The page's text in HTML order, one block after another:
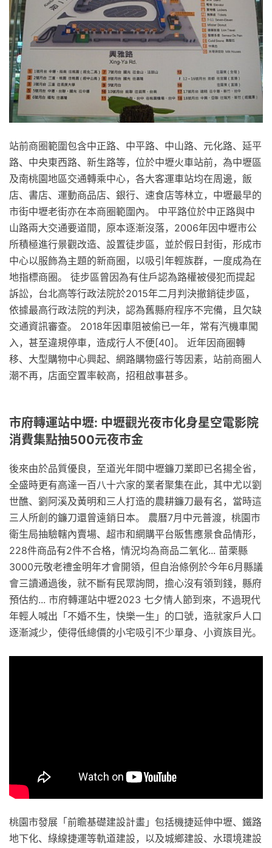
站前商圈範圍包含中正路、中平路、中山路、元化路、延平
路、中央東西路、新生路等，位於中壢火車站前，為中壢區
及南桃園地區交通轉乘中心，各大客運車站均在周邊，飯
店、書店、運動商品店、銀行、速食店等林立，中壢最早的
市街中壢老街亦在本商圈範圍內。 中平路位於中正路與中
山路兩大交通要道間，原本逐漸沒落，2006年因中壢市公
所積極進行景觀改造、設置徒步區，並於假日封街，形成市
中心以服飾為主題的新商圈，以吸引年輕族群，一度成為在
地指標商圈。 徒步區曾因為有住戶認為路權被侵犯而提起
訴訟，台北高等行政法院於2015年二月判決撤銷徒步區，
依據最高行政法院的判決，認為舊縣府程序不完備，且欠缺
交通資訊審查。 2018年因車阻被偷已一年，常有汽機車闖
入，甚至違規停車，造成行人不便[40]。 近年因商圈轉
移、大型購物中心興起、網路購物盛行等因素，站前商圈人
潮不再，店面空置率較高，招租啟事甚多。
市府轉運站中壢: 中壢觀光夜市化身星空電影院
消費集點抽500元夜市金
後來由於品質優良，至道光年間中壢鐮刀業即已名揚全省，
全盛時更有高達一百八十六家的業者聚集在此，其中尤以劉
世醮、劉阿溪及黃明和三人打造的農耕鐮刀最有名，當時這
三人所創的鐮刀還曾遠銷日本。 農曆7月中元普渡，桃園市
衛生局抽驗轄內賣場、超市和網購平台販售應景食品情形，
228件商品有2件不合格，情況均為商品二氧化... 苗栗縣
3000元敬老禮金明年才會開領，但自治條例於今年6月縣議
會三讀通過後，就不斷有民眾詢問，擔心沒有領到錢，縣府
預估約... 市府轉運站中壢2023 七夕情人節到來，不過現代
年輕人喊出「不婚不生，快樂一生」的口號，造就家戶人口
逐漸減少，使得低總價的小宅吸引不少單身、小資族目光。
桃園市發展「前瞻基礎建設計畫」包括機捷延伸中壢、鐵路
地下化、綠線捷運等軌道建設，以及城鄉建設、水環境建設